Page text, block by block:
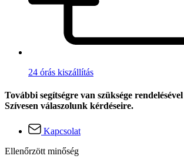
24 órás kiszállítás
További segítségre van szüksége
Szívesen válaszolunk kérdéseire.
Kapcsolat
Ellenőrzött minőség